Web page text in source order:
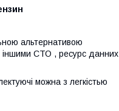
альтернативою
іншими СТО , ресурс данних
можна з легкістью